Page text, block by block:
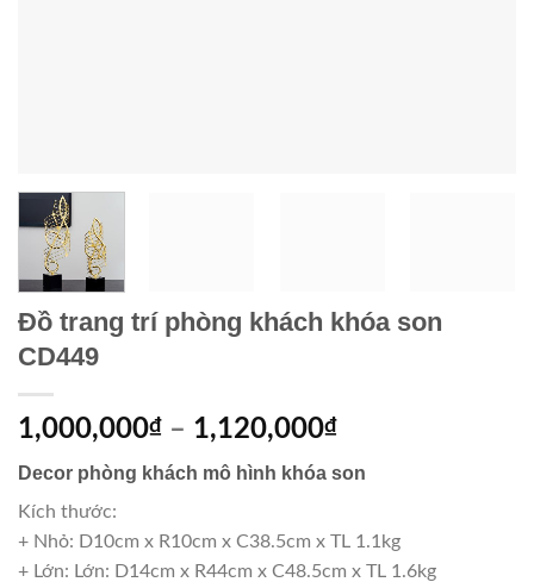
Đồ trang trí phòng khách khóa son
CD449
1,000,000₫ – 1,120,000₫
Decor phòng khách mô hình khóa son
Kích thước:
+ Nhỏ: D10cm x R10cm x C38.5cm x TL 1.1kg
+ Lớn: Lớn: D14cm x R44cm x C48.5cm x TL 1.6kg